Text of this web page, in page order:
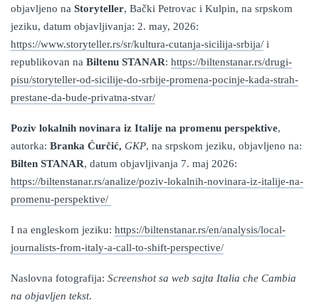
objavljeno na Storyteller, Bački Petrovac i Kulpin, na srpskom
jeziku, datum objavljivanja: 2. may, 2026:
https://www.storyteller.rs/sr/kultura-cutanja-sicilija-srbija/ i
republikovan na Biltenu STANAR: https://biltenstanar.rs/drugi-
pisu/storyteller-od-sicilije-do-srbije-promena-pocinje-kada-strah-
prestane-da-bude-privatna-stvar/
Poziv lokalnih novinara iz Italije na promenu perspektive,
autorka: Branka Ćurčić, GKP, na srpskom jeziku, objavljeno na:
Bilten STANAR, datum objavljivanja 7. maj 2026:
https://biltenstanar.rs/analize/poziv-lokalnih-novinara-iz-italije-na-
promenu-perspektive/
I na engleskom jeziku: https://biltenstanar.rs/en/analysis/local-
journalists-from-italy-a-call-to-shift-perspective/
Naslovna fotografija: Screenshot sa web sajta Italia che Cambia
na objavljen tekst.